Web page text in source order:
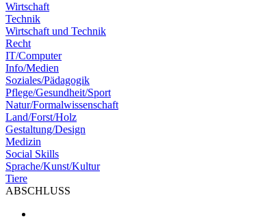
Wirtschaft
Technik
Wirtschaft und Technik
Recht
IT/Computer
Info/Medien
Soziales/Pädagogik
Pflege/Gesundheit/Sport
Natur/Formalwissenschaft
Land/Forst/Holz
Gestaltung/Design
Medizin
Social Skills
Sprache/Kunst/Kultur
Tiere
ABSCHLUSS